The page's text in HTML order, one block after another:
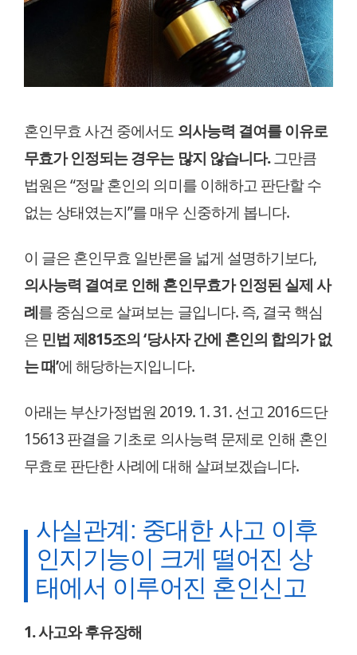
혼인무효 사건 중에서도 의사능력 결여를 이유로
무효가 인정되는 경우는 많지 않습니다.그만큼
법원은 “정말 혼인의 의미를 이해하고 판단할 수
없는 상태였는지”를 매우 신중하게 봅니다.
이 글은 혼인무효 일반론을 넓게 설명하기보다,
의사능력 결여로 인해 혼인무효가 인정된 실제 사
례를 중심으로 살펴보는 글입니다. 즉, 결국 핵심
은 민법 제815조의 ‘당사자 간에 혼인의 합의가 없
는 때’에 해당하는지입니다.
아래는 부산가정법원 2019. 1. 31. 선고 2016드단
15613 판결을 기초로 의사능력 문제로 인해 혼인
무효로 판단한 사례에 대해 살펴보겠습니다.
사실관계: 중대한 사고 이후
인지기능이 크게 떨어진 상
태에서 이루어진 혼인신고
1. 사고와 후유장해